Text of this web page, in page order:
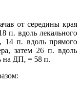
от середины края
п. вдоль лекального
14 п. вдоль прямого
затем 26 п. вдоль
на ДП, = 58 п.